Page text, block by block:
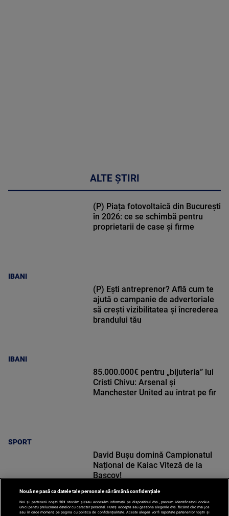
ALTE ȘTIRI
IBANI
(P) Piața fotovoltaică din București
în 2026: ce se schimbă pentru
proprietarii de case și firme
IBANI
(P) Ești antreprenor? Află cum te
ajută o campanie de advertoriale
să crești vizibilitatea și încrederea
brandului tău
SPORT
85.000.000€ pentru „bijuteria” lui
Cristi Chivu: Arsenal și
Manchester United au intrat pe fir
David Bușu domină Campionatul
Național de Kaiac Viteză de la
Bascov!
Nouă ne pasă ca datele tale personale să rămână confidențiale
Noi și partenerii noștri 201 stocăm și/sau accesăm informații pe dispozitivul dvs., precum identificatorii cookie
unici pentru prelucrarea datelor cu caracter personal. Puteți accepta sau gestiona alegerile dvs. făcând clic mai jos
sau în orice moment, pe pagina cu politica de confidențialitate. Aceste alegeri vor fi raportate partenerilor noștri și